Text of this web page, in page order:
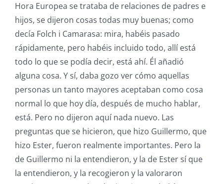
Hora Europea se trataba de relaciones de padres e
hijos, se dijeron cosas todas muy buenas; como
decía Folch i Camarasa: mira, habéis pasado
rápidamente, pero habéis incluido todo, allí está
todo lo que se podía decir, está ahí. Él añadió
alguna cosa. Y sí, daba gozo ver cómo aquellas
personas un tanto mayores aceptaban como cosa
normal lo que hoy día, después de mucho hablar,
está. Pero no dijeron aquí nada nuevo. Las
preguntas que se hicieron, que hizo Guillermo, que
hizo Ester, fueron realmente importantes. Pero la
de Guillermo ni la entendieron, y la de Ester sí que
la entendieron, y la recogieron y la valoraron